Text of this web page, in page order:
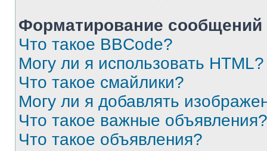
Форматирование
Что такое BBCode?
Могу ли я использовать HTML?
Что такое смайлики?
Могу ли я добавлять
Что такое важные объявления?
Что такое объявления?